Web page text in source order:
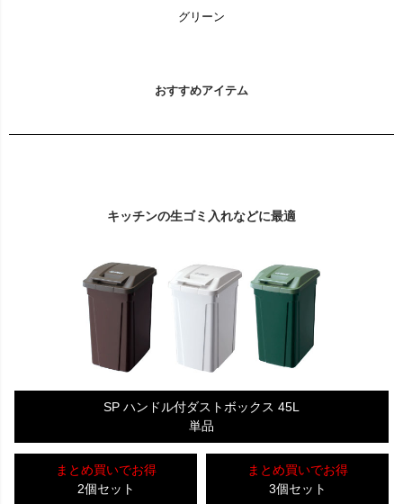
グリーン
おすすめアイテム
キッチンの生ゴミ入れなどに最適
SP ハンドル付ダストボックス 45L
単品
まとめ買いでお得
2個セット
まとめ買いでお得
3個セット